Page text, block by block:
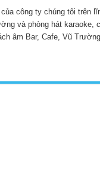
công ty chúng tôi trên
và phòng hát karaoke,
âm Bar, Cafe, Vũ